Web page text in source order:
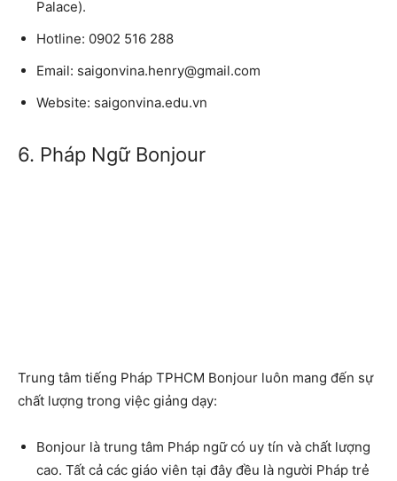
Palace).
Hotline: 0902 516 288
Email: saigonvina.henry@gmail.com
Website: saigonvina.edu.vn
6. Pháp Ngữ Bonjour
Trung tâm tiếng Pháp TPHCM Bonjour luôn mang đến sự
chất lượng trong việc giảng dạy:
Bonjour là trung tâm Pháp ngữ có uy tín và chất lượng
cao. Tất cả các giáo viên tại đây đều là người Pháp trẻ